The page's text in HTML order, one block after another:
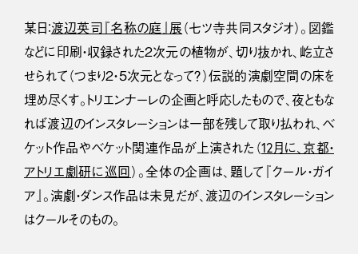
某日：渡辺英司『名称の庭』展 （七ツ寺共同スタジオ）。図鑑
などに印刷・収録された２次元の植物が、切り抜かれ、屹立さ
せられて（つまり２・５次元となって？）伝説的演劇空間の床を
埋め尽くす。トリエンナーレの企画と呼応したもので、夜ともな
れば渡辺のインスタレーションは一部を残して取り払われ、ベ
ケット作品やベケット関連作品が上演された（12月に、京都・
アトリエ劇研に巡回）。全体の企画は、題して『クール・ガイ
ア』。演劇・ダンス作品は未見だが、渡辺のインスタレーション
はクールそのもの。